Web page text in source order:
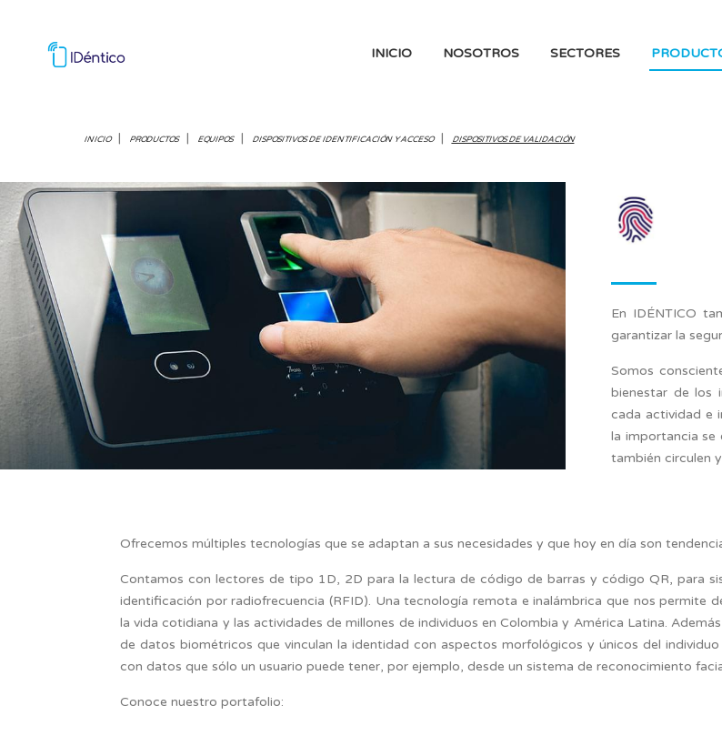
INICIO NOSOTROS SECTORES
INICIO | PRODUCTOS | EQUIPOS | DISPOSITIVOS DE IDENTIFICACIÓN Y ACCESO | DISPOSITIVOS DE VALIDACIÓN
En IDÉNTICO
garantizar la
Somos
bienestar de los
cada actividad e
la importancia se
también circulen
Ofrecemos múltiples tecnologías que se adaptan a sus necesidades y que hoy en día son
Contamos con lectores de tipo 1D, 2D para la lectura de código de barras y código QR, para
identificación por radiofrecuencia (RFID). Una tecnología remota e inalámbrica que nos
la vida cotidiana y las actividades de millones de individuos en Colombia y América Latina.
de datos biométricos que vinculan la identidad con aspectos morfológicos y únicos del
con datos que sólo un usuario puede tener, por ejemplo, desde un sistema de reconocimiento
Conoce nuestro portafolio: